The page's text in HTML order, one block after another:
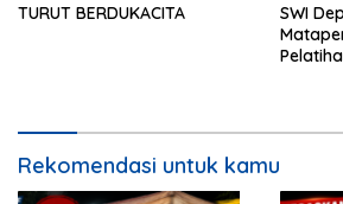
TURUT BERDUKACITA
SWI
Rekomendasi untuk kamu